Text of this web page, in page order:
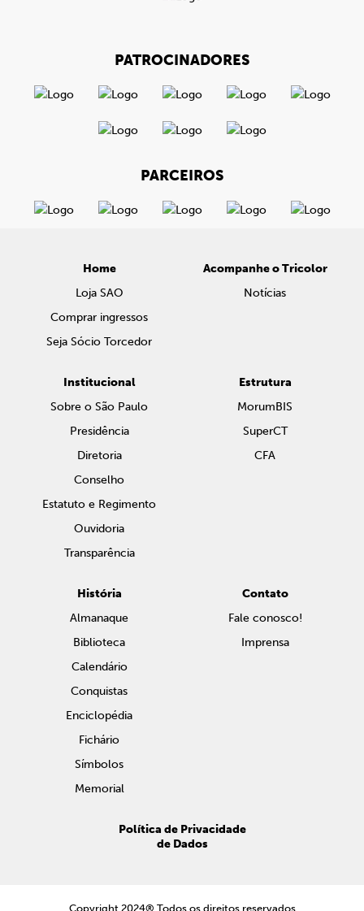
PATROCINADORES
PARCEIROS
Home
Loja SAO
Comprar ingressos
Seja Sócio Torcedor
Acompanhe o Tricolor
Notícias
Institucional
Sobre o São Paulo
Presidência
Diretoria
Conselho
Estatuto e Regimento
Ouvidoria
Transparência
Estrutura
MorumBIS
SuperCT
CFA
História
Almanaque
Biblioteca
Calendário
Conquistas
Enciclopédia
Fichário
Símbolos
Memorial
Contato
Fale conosco!
Imprensa
Política de Privacidade
de Dados
Copyright 2024® Todos os direitos reservados